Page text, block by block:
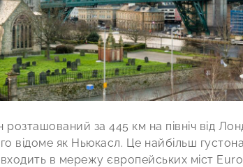
за 445 км на північ від
відоме як Ньюкасл. Це найбільш
в мережу європейських міст